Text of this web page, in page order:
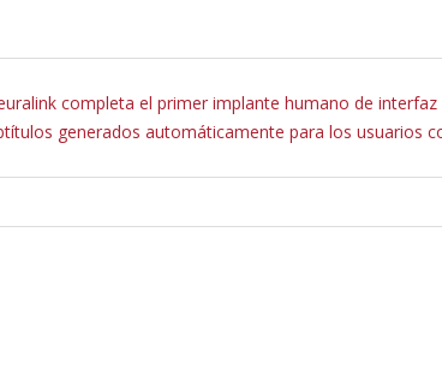
completa el primer implante humano de interfaz
generados automáticamente para los usuarios